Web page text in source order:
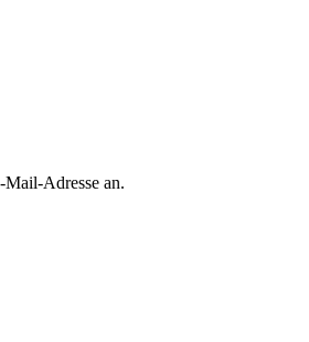
Mail-Adresse an.